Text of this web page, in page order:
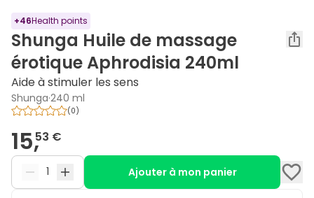
+46Health points
Shunga Huile de massage
érotique Aphrodisia 240ml
Aide à stimuler les sens
Shunga·240 ml
(0)
15,53 €
Ajouter à mon panier